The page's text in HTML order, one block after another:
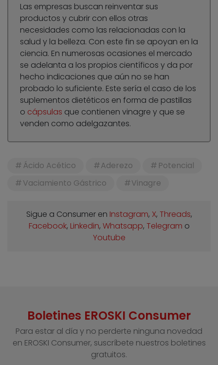
Las empresas buscan reinventar sus
productos y cubrir con ellos otras
necesidades como las relacionadas con la
salud y la belleza. Con este fin se apoyan en la
ciencia. En numerosas ocasiones el mercado
se adelanta a los propios científicos y da por
hecho indicaciones que aún no se han
probado lo suficiente. Este sería el caso de los
suplementos dietéticos en forma de pastillas
o cápsulas que contienen vinagre y que se
venden como adelgazantes.
Ácido Acético Aderezo
Potencial
Vaciamiento Gástrico
Vinagre
Sigue a Consumer en Instagram, X, Threads,
Facebook, Linkedin, Whatsapp, Telegram o
Youtube
Boletines EROSKI Consumer
Para estar al día y no perderte ninguna novedad
en EROSKI Consumer, suscríbete nuestros boletines
gratuitos.